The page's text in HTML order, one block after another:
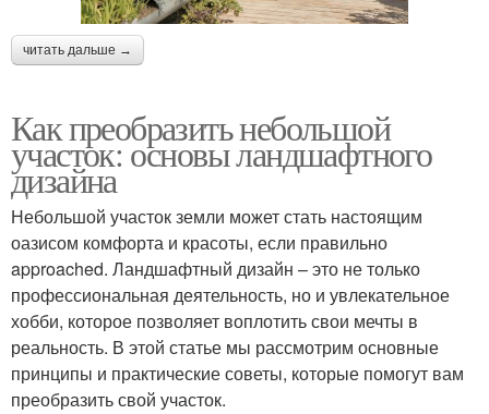
читать дальше →
Как преобразить небольшой
участок: основы ландшафтного
дизайна
Небольшой участок земли может стать настоящим
оазисом комфорта и красоты, если правильно
approached. Ландшафтный дизайн – это не только
профессиональная деятельность, но и увлекательное
хобби, которое позволяет воплотить свои мечты в
реальность. В этой статье мы рассмотрим основные
принципы и практические советы, которые помогут вам
преобразить свой участок.